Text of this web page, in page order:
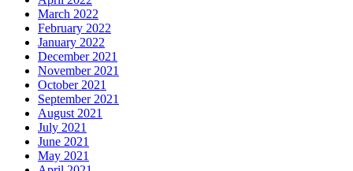
March 2022
February 2022
January 2022
December 2021
November 2021
October 2021
September 2021
August 2021
July 2021
June 2021
May 2021